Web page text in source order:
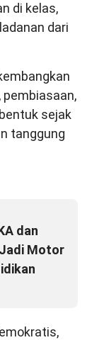
di kelas,
dari
pembiasaan,
sejak
tanggung
dan
Jadi Motor